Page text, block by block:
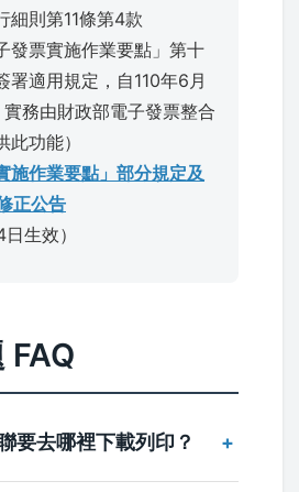
細則第11條第4款
發票實施作業要點」第十
署適用規定，自110年6月
務由財政部電子發票整合
此功能）
施作業要點」部分規定及
正公告
生效）
FAQ
要去哪裡下載列印？